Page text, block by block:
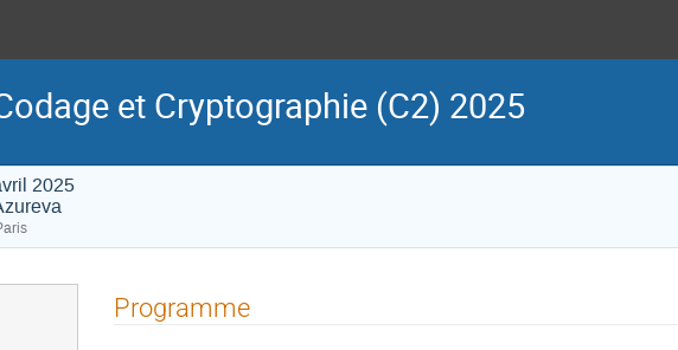
et Cryptographie (C2) 2025
2025
Programme